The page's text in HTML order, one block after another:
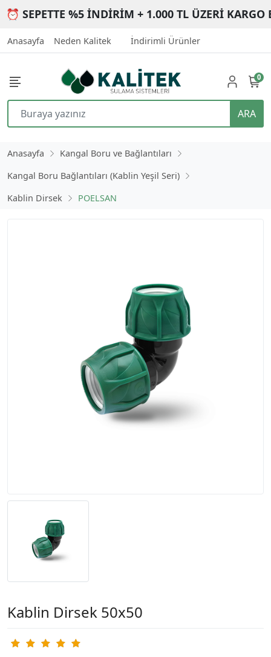
⏰ SEPETTE %5 İNDİRİM + 1.000 TL ÜZERİ KARGO
Anasayfa Neden Kalitek İndirimli Ürünler
ARA
0
Anasayfa
Kangal Boru ve Bağlantıları
Kangal Boru Bağlantıları (Kablin Yeşil Seri)
Kablin Dirsek
POELSAN
Kablin Dirsek 50x50